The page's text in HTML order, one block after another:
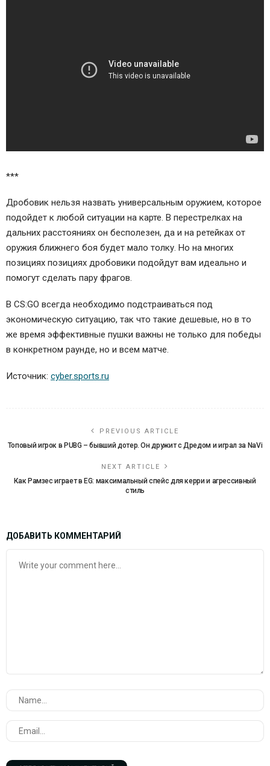
***
Дробовик нельзя назвать универсальным оружием, которое
подойдет к любой ситуации на карте. В перестрелках на
дальних расстояниях он бесполезен, да и на ретейках от
оружия ближнего боя будет мало толку. Но на многих
позициях позициях дробовики подойдут вам идеально и
помогут сделать пару фрагов.
В CS:GO всегда необходимо подстраиваться под
экономическую ситуацию, так что такие дешевые, но в то
же время эффективные пушки важны не только для победы
в конкретном раунде, но и всем матче.
Источник: cyber.sports.ru
PREVIOUS ARTICLE
Топовый игрок в PUBG – бывший дотер. Он дружит с Дредом и играл за NaVi
NEXT ARTICLE
Как Рамзес играет в EG: максимальный спейс для керри и агрессивный
стиль
ДОБАВИТЬ КОММЕНТАРИЙ